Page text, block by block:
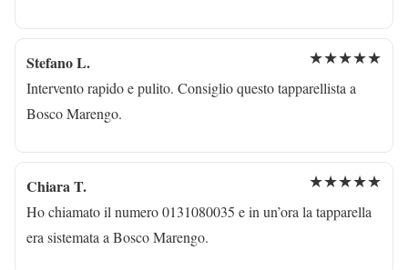
Stefano L. ★★★★★
Intervento rapido e pulito. Consiglio questo tapparellista a
Bosco Marengo.
Chiara T. ★★★★★
Ho chiamato il numero 0131080035 e in un’ora la tapparella
era sistemata a Bosco Marengo.